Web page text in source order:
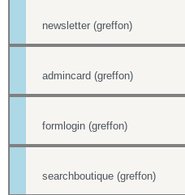
newsletter (greffon)
admincard (greffon)
formlogin (greffon)
searchboutique (greffon)